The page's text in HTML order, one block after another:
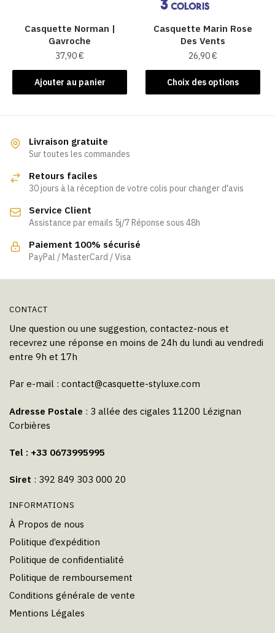
la
page
du
produit
Casquette Norman |
Gavroche
37,90€
Ajouter au panier
Casquette Marin Rose
Des Vents
26,90€
Choix des options
Ce
produit
être
Livraison gratuite
Sur toutes les commandes
Retours faciles
30 jours à la réception de votre colis pour changer d'avis
Service Client
Assistance par emails 5j/7 Réponse sous 48h
Paiement 100% sécurisé
PayPal / MasterCard / Visa
CONTACT
Une question ou une suggestion, contactez-nous et
recevrez une réponse en moins de 24h du lundi au vendredi
entre 9h et 17h
Par e-mail : contact@casquette-styluxe.com
Adresse Postale : 3 allée des cigales 11200 Lézignan
Corbières
Tel : +33 0673995995
Siret : 392 849 303 000 20
INFORMATIONS
À Propos de nous
Politique d’expédition
Politique de confidentialité
Politique de remboursement
Conditions générale de vente
Mentions Légales